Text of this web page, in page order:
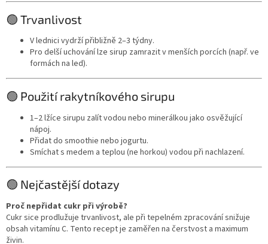
🟢 Trvanlivost
V lednici vydrží přibližně 2–3 týdny.
Pro delší uchování lze sirup zamrazit v menších porcích (např. ve
formách na led).
🟢 Použití rakytníkového sirupu
1–2 lžíce sirupu zalít vodou nebo minerálkou jako osvěžující
nápoj.
Přidat do smoothie nebo jogurtu.
Smíchat s medem a teplou (ne horkou) vodou při nachlazení.
🟢 Nejčastější dotazy
Proč nepřidat cukr při výrobě?
Cukr sice prodlužuje trvanlivost, ale při tepelném zpracování snižuje
obsah vitamínu C. Tento recept je zaměřen na čerstvost a maximum
živin.